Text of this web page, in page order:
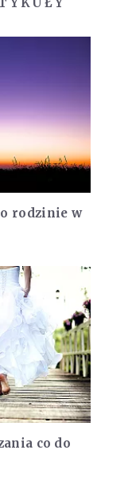
rodzinie w
co do